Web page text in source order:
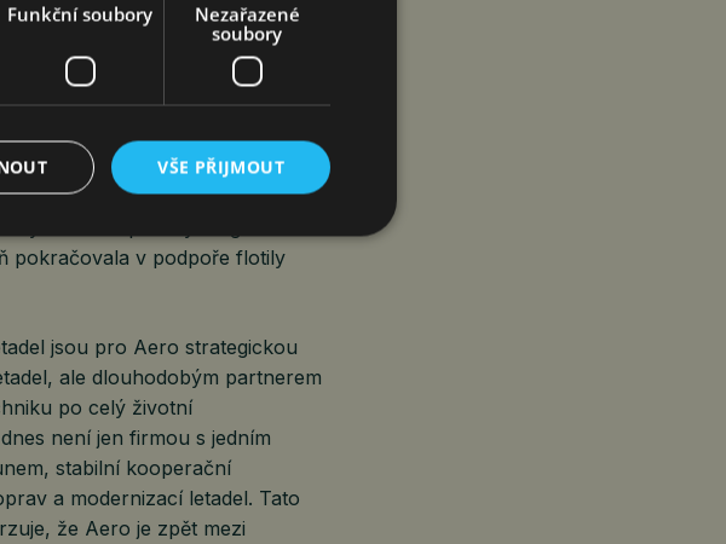
oprav, modernizací
2025 tržeb 1,062 mld. Kč, což
L-39 a L-159, podporu
v České republice i zahraničí.
bulharské letectvo a ke konci
pokračovala v podpoře flotily
jsou pro Aero strategickou
ale dlouhodobým partnerem
po celý životní
není jen firmou s jedním
stabilní kooperační
a modernizací letadel. Tato
že Aero je zpět mezi
Funkční soubory
Nezařazené
soubory
VŠE PŘIJMOUT